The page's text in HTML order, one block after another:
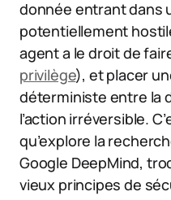
donnée entrant dans
potentiellement
agent a le droit de
privilège), et placer
déterministe entre la
l’action irréversible.
qu’explore la
Google DeepMind,
vieux principes de